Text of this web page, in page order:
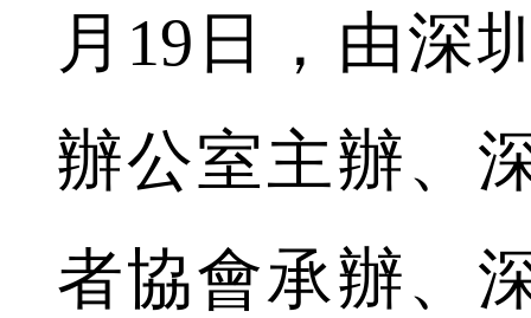
月19日，由深
辦公室主辦、
者協會承辦、